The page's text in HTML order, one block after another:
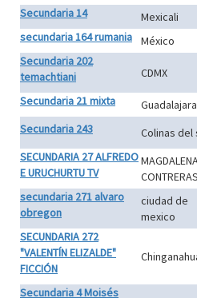
Secundaria 14
Mexicali
secundaria 164 rumania
México
Secundaria 202
temachtiani
CDMX
Secundaria 21 mixta
Guadalajara
Secundaria 243
Colinas del
SECUNDARIA 27 ALFREDO
E URUCHURTU TV
CONTRERAS
secundaria 271 alvaro
obregon
ciudad de
mexico
SECUNDARIA 272
"VALENTÍN ELIZALDE"
FICCIÓN
Secundaria 4 Moisés